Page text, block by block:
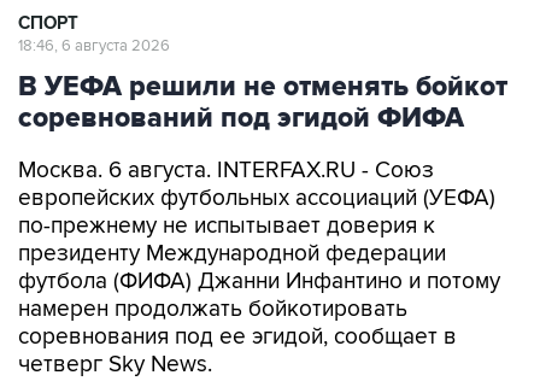
СПОРТ
18:46, 6 августа 2026
В УЕФА решили не отменять бойкот
соревнований под эгидой ФИФА
Москва. 6 августа. INTERFAX.RU - Союз
европейских футбольных ассоциаций (УЕФА)
по-прежнему не испытывает доверия к
президенту Международной федерации
футбола (ФИФА) Джанни Инфантино и потому
намерен продолжать бойкотировать
соревнования под ее эгидой, сообщает в
четверг Sky News.